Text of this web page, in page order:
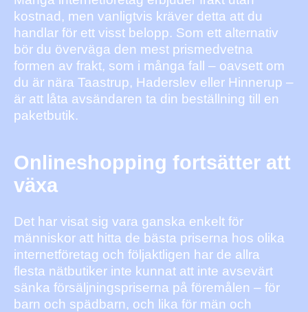
kostnad, men vanligtvis kräver detta att du
handlar för ett visst belopp. Som ett alternativ
bör du överväga den mest prismedvetna
formen av frakt, som i många fall – oavsett om
du är nära Taastrup, Haderslev eller Hinnerup –
är att låta avsändaren ta din beställning till en
paketbutik.
Onlineshopping fortsätter att
växa
Det har visat sig vara ganska enkelt för
människor att hitta de bästa priserna hos olika
internetföretag och följaktligen har de allra
flesta nätbutiker inte kunnat att inte avsevärt
sänka försäljningspriserna på föremålen – för
barn och spädbarn, och lika för män och